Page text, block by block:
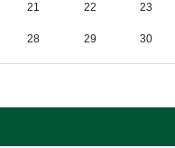
21 22 23
28 29 30